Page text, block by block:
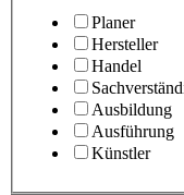
Planer
Hersteller
Handel
Ausbildung
Ausführung
Künstler